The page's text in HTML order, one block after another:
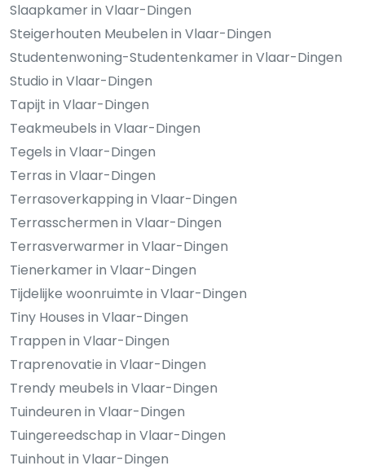
Slaapkamer in Vlaar-Dingen
Steigerhouten Meubelen in Vlaar-Dingen
Studentenwoning-Studentenkamer in Vlaar-Dingen
Studio in Vlaar-Dingen
Tapijt in Vlaar-Dingen
Teakmeubels in Vlaar-Dingen
Tegels in Vlaar-Dingen
Terras in Vlaar-Dingen
Terrasoverkapping in Vlaar-Dingen
Terrasschermen in Vlaar-Dingen
Terrasverwarmer in Vlaar-Dingen
Tienerkamer in Vlaar-Dingen
Tijdelijke woonruimte in Vlaar-Dingen
Tiny Houses in Vlaar-Dingen
Trappen in Vlaar-Dingen
Traprenovatie in Vlaar-Dingen
Trendy meubels in Vlaar-Dingen
Tuindeuren in Vlaar-Dingen
Tuingereedschap in Vlaar-Dingen
Tuinhout in Vlaar-Dingen